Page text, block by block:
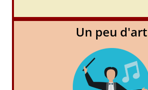
Un peu d'art